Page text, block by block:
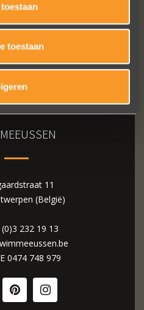
toestaan
11
(België)
232 19 13
0474 748 979